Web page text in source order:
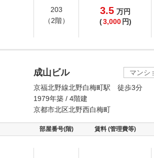
203
（2階）
3.5 万円
(3,000 円)
成山ビル
マンシ
京福北野線北野白梅町駅 徒歩3分
1979年築 / 4階建
京都市北区北野西白梅町
部屋番号(階) 賃料 (管理費等)